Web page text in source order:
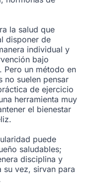
la salud que
disponer de
individual y
bajo
Pero un método en
no suelen pensar
de ejercicio
herramienta muy
el bienestar
puede
saludables;
disciplina y
su vez, sirvan para